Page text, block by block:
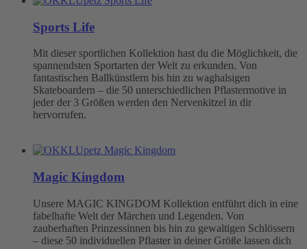
Sports Life
Mit dieser sportlichen Kollektion hast du die Möglichkeit, die
spannendsten Sportarten der Welt zu erkunden. Von
fantastischen Ballkünstlern bis hin zu waghalsigen
Skateboardern – die 50 unterschiedlichen Pflastermotive in
jeder der 3 Größen werden den Nervenkitzel in dir
hervorrufen.
Magic Kingdom
Unsere MAGIC KINGDOM Kollektion entführt dich in eine
fabelhafte Welt der Märchen und Legenden. Von
zauberhaften Prinzessinnen bis hin zu gewaltigen Schlössern
– diese 50 individuellen Pflaster in deiner Größe lassen dich